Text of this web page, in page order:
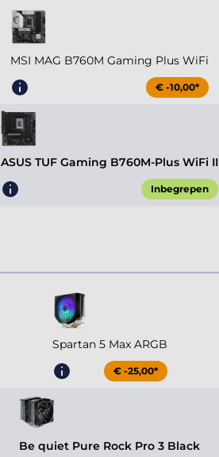
MSI MAG B760M Gaming Plus WiFi
€ -10,00*
ASUS TUF Gaming B760M-Plus WiFi II
Inbegrepen
Spartan 5 Max ARGB
€ -25,00*
Be quiet Pure Rock Pro 3 Black